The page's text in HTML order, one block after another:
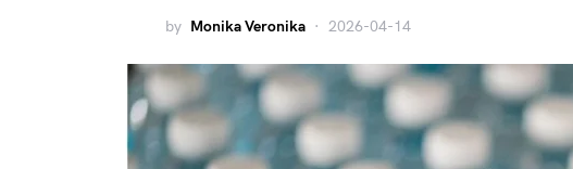
by Monika Veronika 2026-04-14